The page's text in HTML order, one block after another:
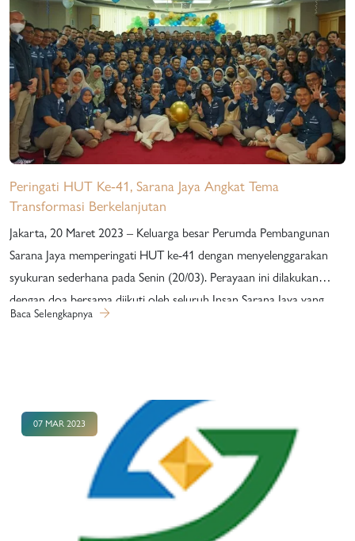
yang baik; Bahwa Pengadaan Barang/Jasa berdasarkan RUP yang
telah ditetapkan bertujuan untuk meningkatkan peran pelaku usaha
nasional pada khususnya, dan multinasional dalam rangka
menghasilkan value for…
Peringati HUT Ke-41, Sarana Jaya Angkat Tema
Transformasi Berkelanjutan
Jakarta, 20 Maret 2023 – Keluarga besar Perumda Pembangunan
Sarana Jaya memperingati HUT ke-41 dengan menyelenggarakan
syukuran sederhana pada Senin (20/03). Perayaan ini dilakukan
dengan doa bersama diikuti oleh seluruh Insan Sarana Jaya yang
dihadiri oleh Dewan Direksi dan Dewan Pengawas Sarana Jaya.
Rohani baik untuk Insan Sarana Jaya yang beragama Islam maupun
Nasrani. Direktur Utama Sarana Jaya, Agus Himawan memberikan
sambutan pada acara yang dilaksanakan di Ruang Rapat Udin
Abimanyu, Gedung Sarana Jaya…
Baca Selengkapnya
07 MAR 2023